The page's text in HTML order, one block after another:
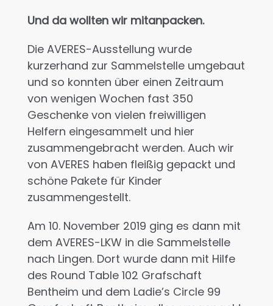
Und da wollten wir mitanpacken.
Die AVERES-Ausstellung wurde
kurzerhand zur Sammelstelle umgebaut
und so konnten über einen Zeitraum
von wenigen Wochen fast 350
Geschenke von vielen freiwilligen
Helfern eingesammelt und hier
zusammengebracht werden. Auch wir
von AVERES haben fleißig gepackt und
schöne Pakete für Kinder
zusammengestellt.
Am 10. November 2019 ging es dann mit
dem AVERES-LKW in die Sammelstelle
nach Lingen. Dort wurde dann mit Hilfe
des Round Table 102 Grafschaft
Bentheim und dem Ladie’s Circle 99